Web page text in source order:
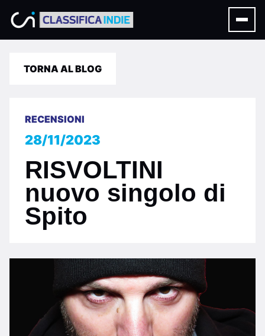
TORNA AL BLOG
RECENSIONI
28/11/2023
RISVOLTINI
nuovo singolo di
Spito